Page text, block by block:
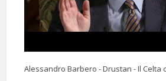
Alessandro Barbero - Drustan - Il Celta